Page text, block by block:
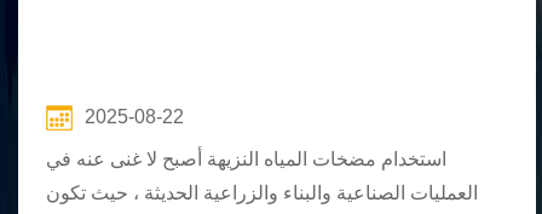
2025-08-22
استخدام مضخات المياه النزيهة أصبح لا غنى عنه في
العمليات الصناعية والبناء والزراعية الحديثة ، حيث تكون